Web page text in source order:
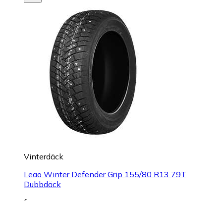
Vinterdäck
Leao Winter Defender Grip 155/80 R13 79T
Dubbdäck